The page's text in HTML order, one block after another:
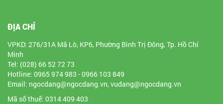
ĐỊA CHỈ
VPKD: 276/31A Mã Lò, KP6, Phường Bình Trị Đông, Tp. Hồ Chí
Minh
Tel: (028) 66 52 72 73
Hotline: 0965 974 983 - 0966 103 849
Email: ngocdang@ngocdang.vn, vudang@ngocdang.vn
Mã số thuế: 0314 409 403